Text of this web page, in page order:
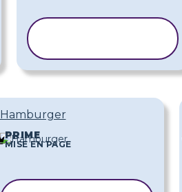
Hamburger
PRIME
MISE EN PAGE